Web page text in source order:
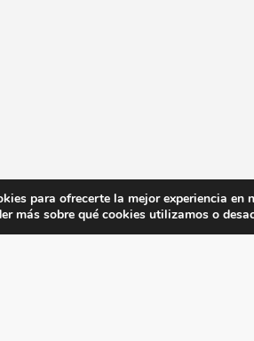
para ofrecerte la mejor experiencia en
más sobre qué cookies utilizamos o